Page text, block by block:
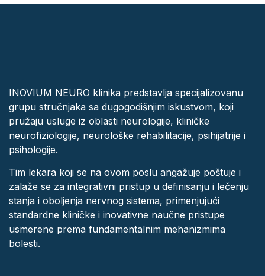
INOVIUM NEURO klinika predstavlja specijalizovanu
grupu stručnjaka sa dugogodišnjim iskustvom, koji
pružaju usluge iz oblasti neurologije, kliničke
neurofiziologije, neurološke rehabilitacije, psihijatrije i
psihologije.
Tim lekara koji se na ovom poslu angažuje poštuje i
zalaže se za integrativni pristup u definisanju i lečenju
stanja i oboljenja nervnog sistema, primenjujući
standardne kliničke i inovativne naučne pristupe
usmerene prema fundamentalnim mehanizmima
bolesti.